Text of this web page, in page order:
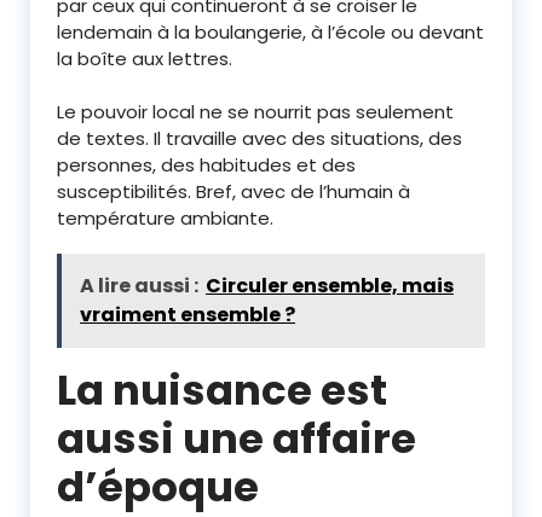
par ceux qui continueront à se croiser le
lendemain à la boulangerie, à l’école ou devant
la boîte aux lettres.
Le pouvoir local ne se nourrit pas seulement
de textes. Il travaille avec des situations, des
personnes, des habitudes et des
susceptibilités. Bref, avec de l’humain à
température ambiante.
A lire aussi : Circuler ensemble, mais
vraiment ensemble ?
La nuisance est
aussi une affaire
d’époque